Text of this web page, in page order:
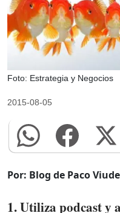
Foto: Estrategia y Negocios
2015-08-05
Por: Blog de Paco
1. Utiliza podcast y